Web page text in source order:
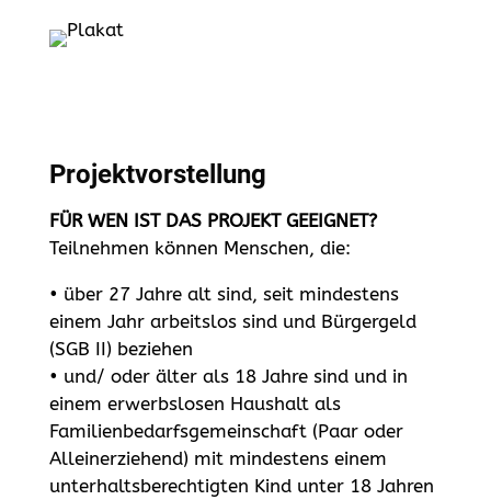
Projektvorstellung
FÜR WEN IST DAS PROJEKT GEEIGNET?
Teilnehmen können Menschen, die:
• über 27 Jahre alt sind, seit mindestens
einem Jahr arbeitslos sind und Bürgergeld
(SGB II) beziehen
• und/ oder älter als 18 Jahre sind und in
einem erwerbslosen Haushalt als
Familienbedarfsgemeinschaft (Paar oder
Alleinerziehend) mit mindestens einem
unterhaltsberechtigten Kind unter 18 Jahren